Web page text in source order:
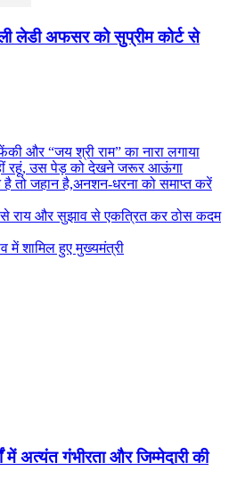
लेडी अफसर को सुप्रीम कोर्ट से
और “जय श्री राम” का नारा लगाया
रहूं, उस पेड़ को देखने जरूर आऊंगा
है तो जहान है,अनशन-धरना को समाप्त करें
से राय और सुझाव से एकत्रित कर ठोस कदम
में शामिल हुए मुख्यमंत्री
में अत्यंत गंभीरता और जिम्मेदारी की